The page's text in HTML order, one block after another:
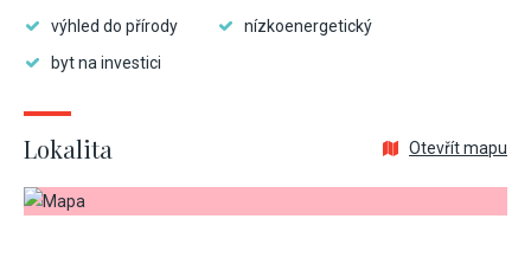
výhled do přírody
nízkoenergetický
byt na investici
Lokalita Otevřít mapu